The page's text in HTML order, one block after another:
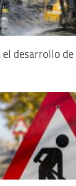
el desarrollo